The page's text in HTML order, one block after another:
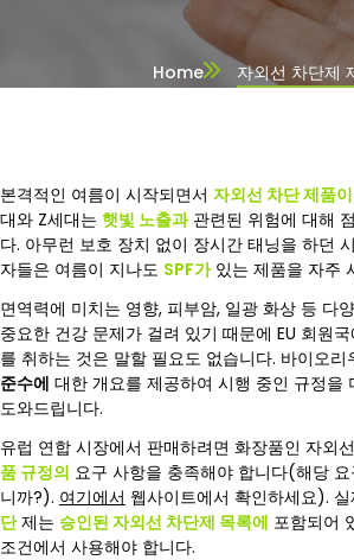
Home 자외선 차단제
본격적인 여름이 시작되면서 자외선 차단 제품이
대와 Z세대는 햇빛 노출과관련된 위험에 대해
다. 아무런 보호 장치 없이 장시간 태닝을 하던
자들은 여름이 지나도 SPF가있는 제품을 자주
면역력에 미치는 영향, 피부암, 일광 화상 등 다
중요한 건강 문제가 걸려 있기 때문에 EU 회원
를 취하는 것은 말할 필요도 없습니다. 바이오
준수에 대한 개요를 제공하여 시행 중인 규정을
도와드립니다.
유럽 연합 시장에서 판매하려면 화장품인 자외
품 규정의 요구 사항을 충족해야 합니다(해당
니까?). 여기에서 웹사이트에서 확인하세요).
단제는 승인된 자외선 차단제 목록에 포함되어
조건에서 사용해야 합니다.